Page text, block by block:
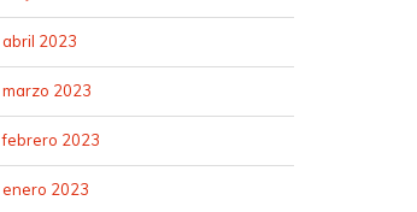
abril 2023
marzo 2023
febrero 2023
enero 2023